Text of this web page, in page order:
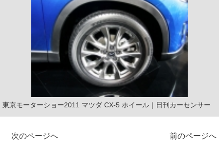
東京モーターショー2011 マツダ CX-5 ホイール｜日刊カーセンサー
次のページへ 前のページへ